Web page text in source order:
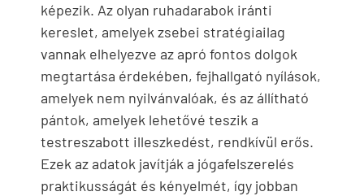
képezik. Az olyan ruhadarabok iránti
kereslet, amelyek zsebei stratégiailag
vannak elhelyezve az apró fontos dolgok
megtartása érdekében, fejhallgató nyílások,
amelyek nem nyilvánvalóak, és az állítható
pántok, amelyek lehetővé teszik a
testreszabott illeszkedést, rendkívül erős.
Ezek az adatok javítják a jógafelszerelés
praktikusságát és kényelmét, így jobban